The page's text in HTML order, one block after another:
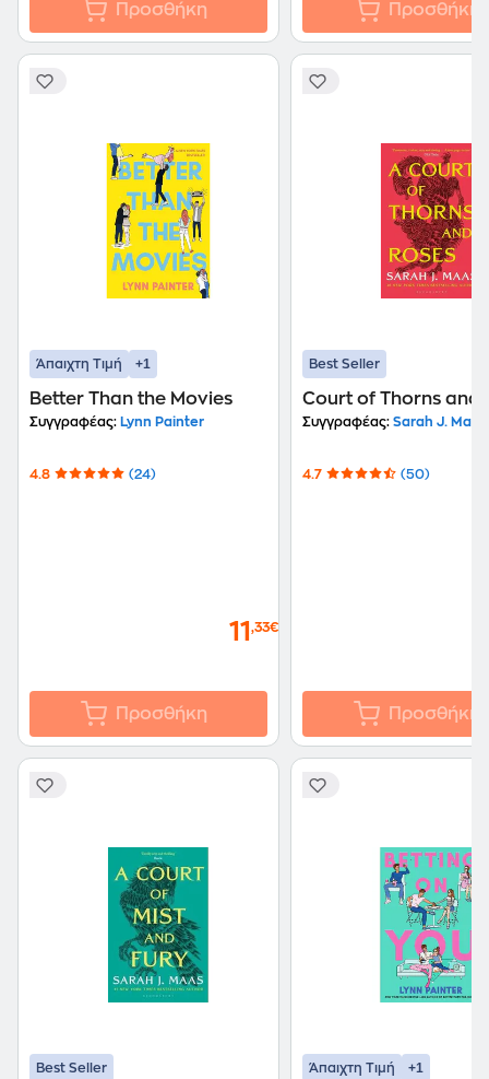
Προσθήκη Προσθήκη
Άπαιχτη Τιμή +1
Better Than the Movies
Συγγραφέας: Lynn Painter
4.8 (24)
11 ,33€
Προσθήκη
Best Seller
Court of Thorns and
Συγγραφέας: Sarah J. Maas
4.7 (50)
Προσθήκη
Best Seller Άπαιχτη Τιμή +1